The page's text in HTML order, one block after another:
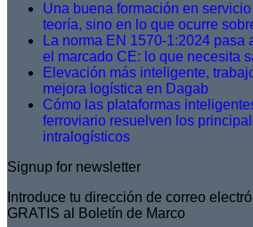
Una buena formación en
teoría, sino en lo que ocurre
La norma EN 1570-1:2024 pasa
el marcado CE: lo que necesita
Elevación más inteligente,
mejora logística en Dagab
Cómo las plataformas
ferroviario resuelven los
intralogísticos
Signup for newsletter
Introduce tu dirección de correo
GRATIS al Boletín de Marco